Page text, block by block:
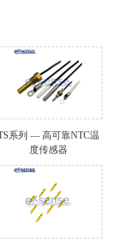
系列 — 高可靠NTC温
度传感器